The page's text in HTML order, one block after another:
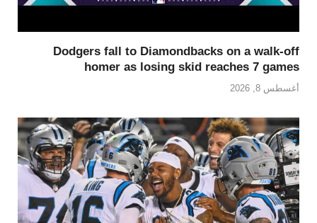
Dodgers fall to Diamondbacks on a walk-off
homer as losing skid reaches 7 games
أغسطس 8, 2026